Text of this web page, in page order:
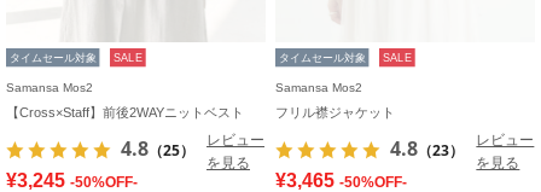
タイムセール対象 SALE
Samansa Mos2
【Cross×Staff】前後2WAYニットベスト
4.8 （25）
レビュー
を見る
¥3,245 -50%OFF-
タイムセール対象 SALE
Samansa Mos2
フリル襟ジャケット
4.8 （23）
レビュー
を見る
¥3,465 -50%OFF-